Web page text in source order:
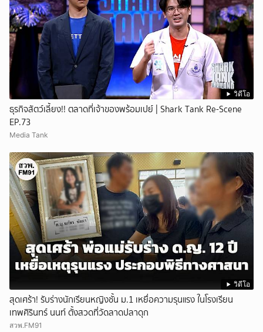
วิดีโอ
ธุรกิจสัตว์เลี้ยง!! ตลาดที่เจ้าของพร้อมเปย์ | Shark Tank Re-Scene
EP.73
Media Tank
วิดีโอ
สุดเศร้า! รับร่างนักเรียนหญิงชั้น ม.1 เหยื่อความรุนแรง ในโรงเรียน
เทพศิรินทร์ นนท์ ตั้งสวดที่วัดลาดปลาดุก
สวพ.FM91